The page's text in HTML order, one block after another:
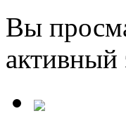
Вы
активный